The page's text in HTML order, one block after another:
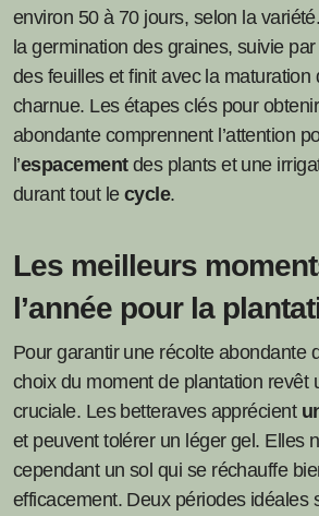
environ 50 à 70 jours, selon la
la germination des graines, suivie
des feuilles et finit avec la maturation
charnue. Les étapes clés pour
abondante comprennent l’attention
l’espacementdes plants et une
durant tout le cycle.
Les meilleurs
l’année pour la
Pour garantir une récolte abondante
choix du moment de plantation revêt
cruciale. Les betteraves apprécient
et peuvent tolérer un léger gel. Elles
cependant un sol qui se réchauffe
efficacement. Deux périodes idéales